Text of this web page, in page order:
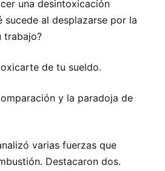
una desintoxicación
sucede al desplazarse por la
trabajo?
de tu sueldo.
y la paradoja de
varias fuerzas que
Destacaron dos.